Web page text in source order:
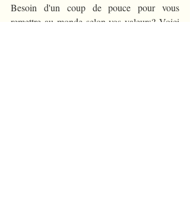
Besoin d'un coup de pouce pour vous
remettre au monde selon vos valeurs? Voici